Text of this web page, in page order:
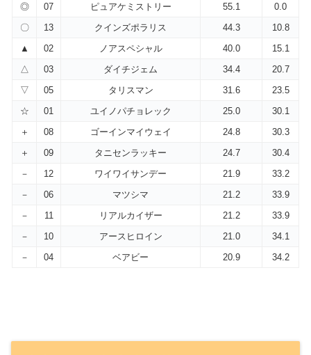
◎ 07 ピュアケミストリー 55.1
0.0
〇
13 クインズポラリス 44.3
10.8
▲
02 ノアスペシャル 40.0
15.1
△
03 ダイチジェム 34.4
20.7
▽
05 タリスマン 31.6
23.5
☆
01 ユイノパチョレック 25.0
30.1
＋
08 ゴーインマイウェイ 24.8
30.3
＋
09 タニセンラッキー 24.7
30.4
－
12 ワイワイサンデー 21.9
33.2
－
06 マツシマ 21.2
33.9
－
11 リアルカイザー 21.2
33.9
－
10 アースヒロイン 21.0
34.1
－
04 ベアビー 20.9 34.2